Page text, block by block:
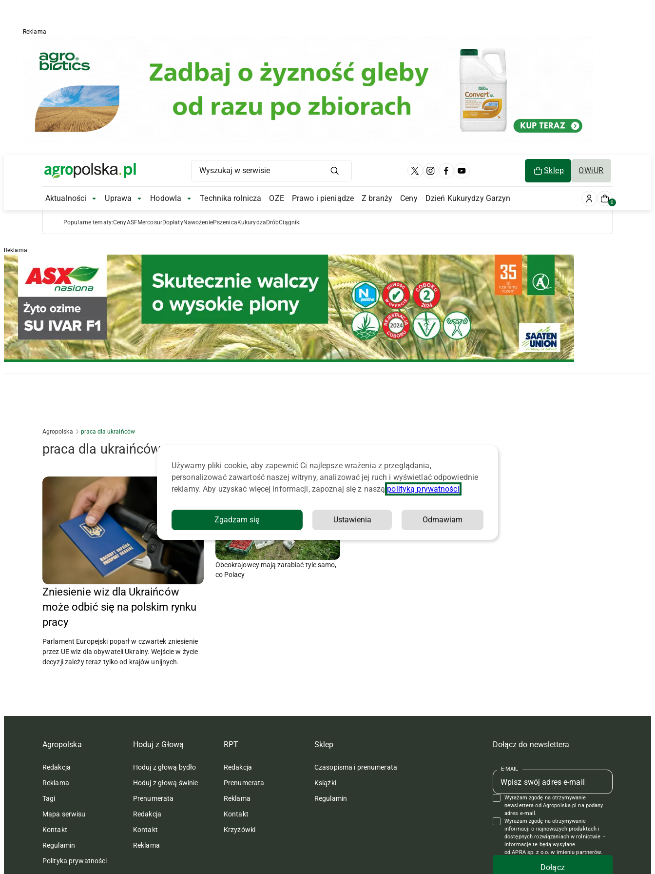
Reklama
Main Logo Sklep OWiUR
Main Navigation
Aktualności Aktualności Submenu
Uprawa Uprawa Submenu
Hodowla Hodowla Submenu
Technika rolnicza OZE Prawo i pieniądze Z branży Ceny Dzień Kukurydzy Garzyn 0
Popularne tematy:CenyASFMercosurDopłatyNawożeniePszenica Kukurydza DróbCiągniki
Reklama
Agropolska praca dla ukraińców
praca dla ukraińców
Zniesienie wiz dla Ukraińców
może odbić się na polskim rynku
pracy
Parlament Europejski poparł w czwartek zniesienie
przez UE wiz dla obywateli Ukrainy. Wejście w życie
decyzji zależy teraz tylko od krajów unijnych.
Obcokrajowcy mają zarabiać tyle samo,
co Polacy
Agropolska
Redakcja
Reklama
Tagi
Mapa serwisu
Kontakt
Regulamin
Polityka prywatności
Hoduj z Głową
Hoduj z głową bydło
Hoduj z głową świnie
Prenumerata
Redakcja
Kontakt
Reklama
RPT
Redakcja
Prenumerata
Reklama
Kontakt
Krzyżówki
Sklep
Czasopisma i prenumerata
Książki
Regulamin
Dołącz do newslettera
E-MAIL
Wyrażam zgodę na otrzymywanie
newslettera od Agropolska.pl na podany
adres e-mail.
Wyrażam zgodę na otrzymywanie
informacji o najnowszych produktach i
dostępnych rozwiązaniach w rolnictwie –
informacje te będą wysyłane
od APRA sp. z o.o. w imieniu partnerów.
Używamy pliki cookie, aby zapewnić Ci najlepsze wrażenia z przeglądania,
personalizować zawartość naszej witryny, analizować jej ruch i wyświetlać odpowiednie
reklamy. Aby uzyskać więcej informacji, zapoznaj się z naszą polityką prywatności
Zgadzam się Ustawienia Odmawiam